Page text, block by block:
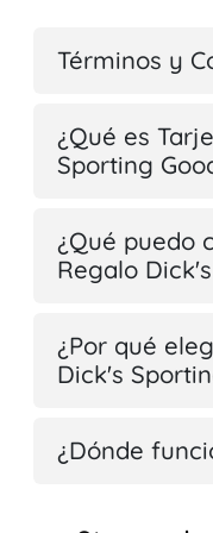
Términos y
¿Qué es
Sporting
¿Qué puedo
Regalo
¿Por qué
Dick's
¿Dónde